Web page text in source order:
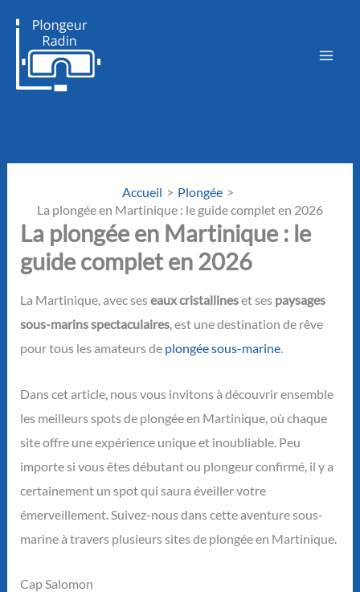
contenu
Accueil
Plongée
La plongée en Martinique : le guide complet en 2026
La plongée en Martinique : le
guide complet en 2026
La Martinique, avec seseaux cristallineset ses paysages
sous-marins spectaculaires, est une destination de rêve
pour tous les amateurs de plongée sous-marine.
Dans cet article, nous vous invitons à découvrir ensemble
les meilleurs spots de plongée en Martinique, où chaque
site offre une expérience unique et inoubliable. Peu
importe si vous êtes débutant ou plongeur confirmé, il y a
certainement un spot qui saura éveiller votre
émerveillement. Suivez-nous dans cette aventure sous-
marine à travers plusieurs sites de plongée en Martinique.
Cap Salomon